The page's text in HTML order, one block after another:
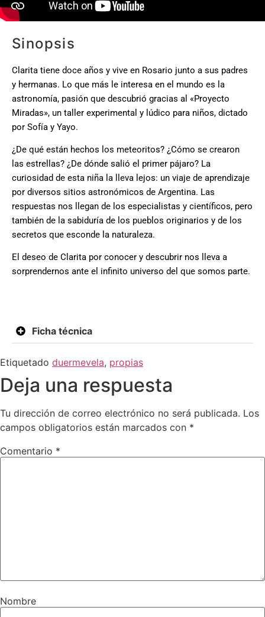
Sinopsis
Clarita tiene doce años y vive en Rosario junto a sus padres
y hermanas. Lo que más le interesa en el mundo es la
astronomía, pasión que descubrió gracias al «Proyecto
Miradas», un taller experimental y lúdico para niños, dictado
por Sofía y Yayo.
¿De qué están hechos los meteoritos? ¿Cómo se crearon
las estrellas? ¿De dónde salió el primer pájaro? La
curiosidad de esta niña la lleva lejos: un viaje de aprendizaje
por diversos sitios astronómicos de Argentina. Las
respuestas nos llegan de los especialistas y científicos, pero
también de la sabiduría de los pueblos originarios y de los
secretos que esconde la naturaleza.
El deseo de Clarita por conocer y descubrir nos lleva a
sorprendernos ante el infinito universo del que somos parte.
Ficha técnica
Etiquetado duermevela, propias
Deja una respuesta
Tu dirección de correo electrónico no será publicada. Los
campos obligatorios están marcados con *
Comentario *
Nombre